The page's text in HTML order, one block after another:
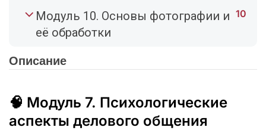
Модуль 10. Основы фотографии и
её обработки
10
Описание
🧠 Модуль 7. Психологические
аспекты делового общения